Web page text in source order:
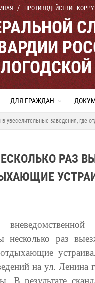
ПРОТИВОДЕЙСТВИЕ
ДЛЯ ГРАЖДАН
увеселительные заведения, где
РАЗ
несколько раз
на ул. Ленина
В результате